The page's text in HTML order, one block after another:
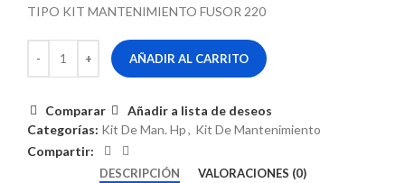
TIPO KIT MANTENIMIENTO FUSOR 220
AÑADIR AL CARRITO
Comparar
Añadir a lista de deseos
Categorías: Kit De Man. Hp, Kit De Mantenimiento
Compartir:
DESCRIPCIÓN VALORACIONES (0)